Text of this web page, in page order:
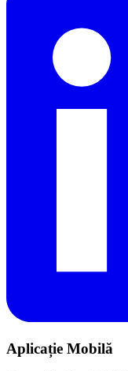
Aplicație Mobilă